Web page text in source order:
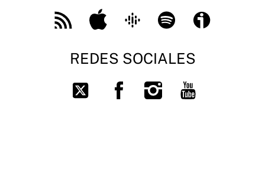
Feed
Apple
Google
Spotify Ivoox
REDES SOCIALES
Twitter FacebookInstagram
You